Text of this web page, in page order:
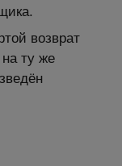
возврат
ту же